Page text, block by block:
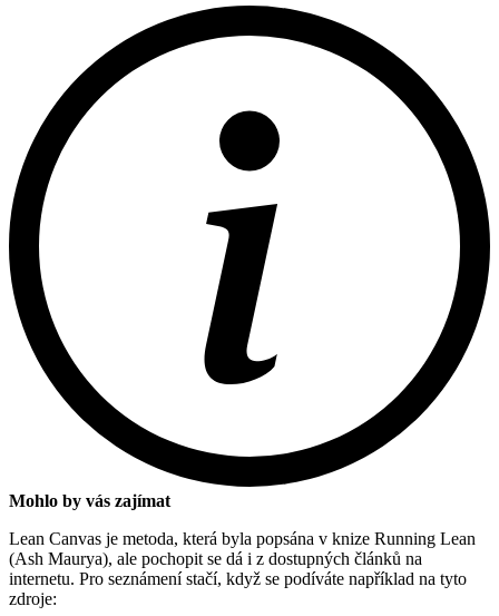
Mohlo by vás zajímat
Lean Canvas je metoda, která byla popsána v knize Running Lean
(Ash Maurya), ale pochopit se dá i z dostupných článků na
internetu. Pro seznámení stačí, když se podíváte například na tyto
zdroje: